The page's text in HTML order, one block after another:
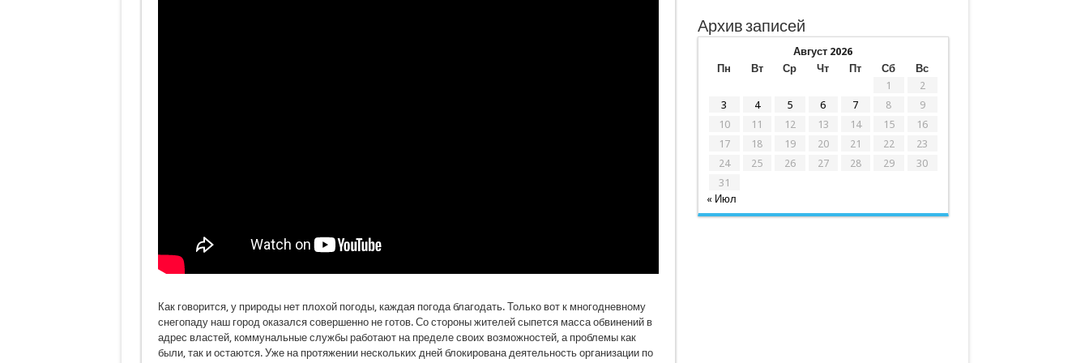
Как говорится, у природы нет плохой погоды, каждая погода благодать. Только вот к многодневному
снегопаду наш город оказался совершенно не готов. Со стороны жителей сыпется масса обвинений в
адрес властей, коммунальные службы работают на пределе своих возможностей, а проблемы как
были, так и остаются. Уже на протяжении нескольких дней блокирована деятельность организации по
Архив записей
Август 2026
Пн
Вт Ср Чт Пт Сб
Вс
1
2
3
4 5 6 7 8
9
10
11 12 13 14 15
16
17
18 19 20 21 22
23
24
25 26 27 28 29
30
31
« Июл